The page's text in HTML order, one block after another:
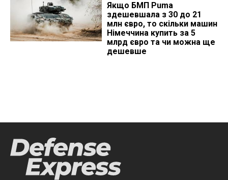
Якщо БМП Puma
здешевшала з 30 до 21
млн євро, то скільки машин
Німеччина купить за 5
млрд євро та чи можна ще
дешевше